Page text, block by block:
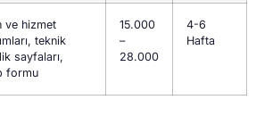
ve hizmet
teknik
sayfaları,
formu
15.000
–
28.000
4-6
Hafta